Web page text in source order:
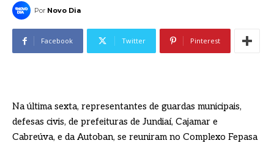
Por Novo Dia
Facebook Twitter Pinterest
Na última sexta, representantes de guardas municipais,
defesas civis, de prefeituras de Jundiaí, Cajamar e
Cabreúva, e da Autoban, se reuniram no Complexo Fepasa